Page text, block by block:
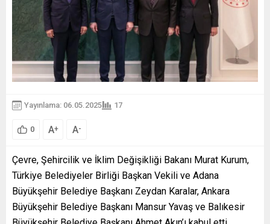
Yayınlama: 06.05.2025 17
0 A+ A-
Çevre, Şehircilik ve İklim Değişikliği Bakanı Murat Kurum,
Türkiye Belediyeler Birliği Başkan Vekili ve Adana
Büyükşehir Belediye Başkanı Zeydan Karalar, Ankara
Büyükşehir Belediye Başkanı Mansur Yavaş ve Balıkesir